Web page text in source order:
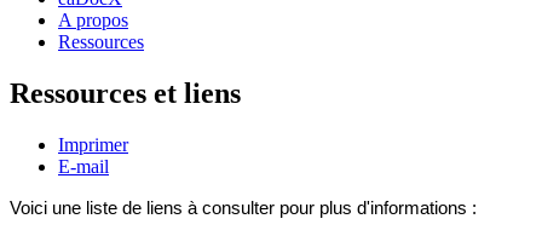
A propos
Ressources
Ressources et liens
Imprimer
E-mail
Voici une liste de liens à consulter pour plus d'informations :